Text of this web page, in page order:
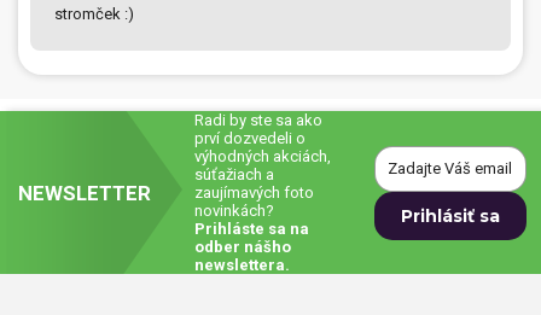
Personalizované hry
Vankúše a iný textil
Tašky, vaky, ruksaky
Prívesky, dog tagy, odznaky
Doplnky do kancelárie, domácnosti, auta
stromček :)
NEWSLETTER
Radi by ste sa ako
prví dozvedeli o
výhodných akciách,
súťažiach a
zaujímavých foto
novinkách?
Prihláste sa na
odber nášho
newslettera.